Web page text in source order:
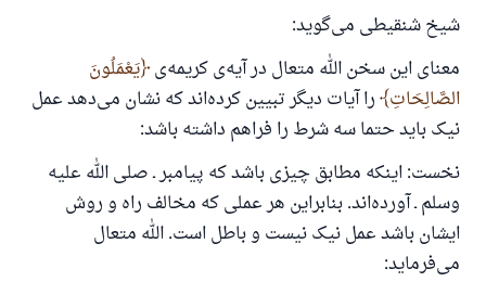
شیخ شنقیطی می‌گوید:
معنای این سخن الله متعال در آیه‌ی کریمه‌ی يَعْمَلُونَ
الصَّالِحَاتِ را آیات دیگر تبیین کرده‌اند که نشان می‌دهد عمل
نیک باید حتما سه شرط را فراهم داشته باشد:
نخست: اینکه مطابق چیزی باشد که پیامبر ـ صلی الله علیه
وسلم ـ آورده‌اند. بنابراین هر عملی که مخالف راه و روش
ایشان باشد عمل نیک نیست و باطل است. الله متعال
می‌فرماید: